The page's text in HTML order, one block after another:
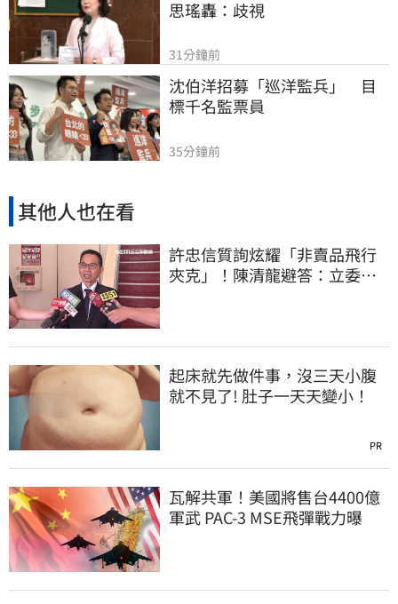
思瑤轟：歧視
31分鐘前
沈伯洋招募「巡洋監兵」　目
標千名監票員
35分鐘前
其他人也在看
許忠信質詢炫耀「非賣品飛行
夾克」！陳清龍避答：立委質
起床就先做件事，沒三天小腹
就不見了! 肚子一天天變小！
PR
瓦解共軍！美國將售台4400億
軍武 PAC-3 MSE飛彈戰力曝